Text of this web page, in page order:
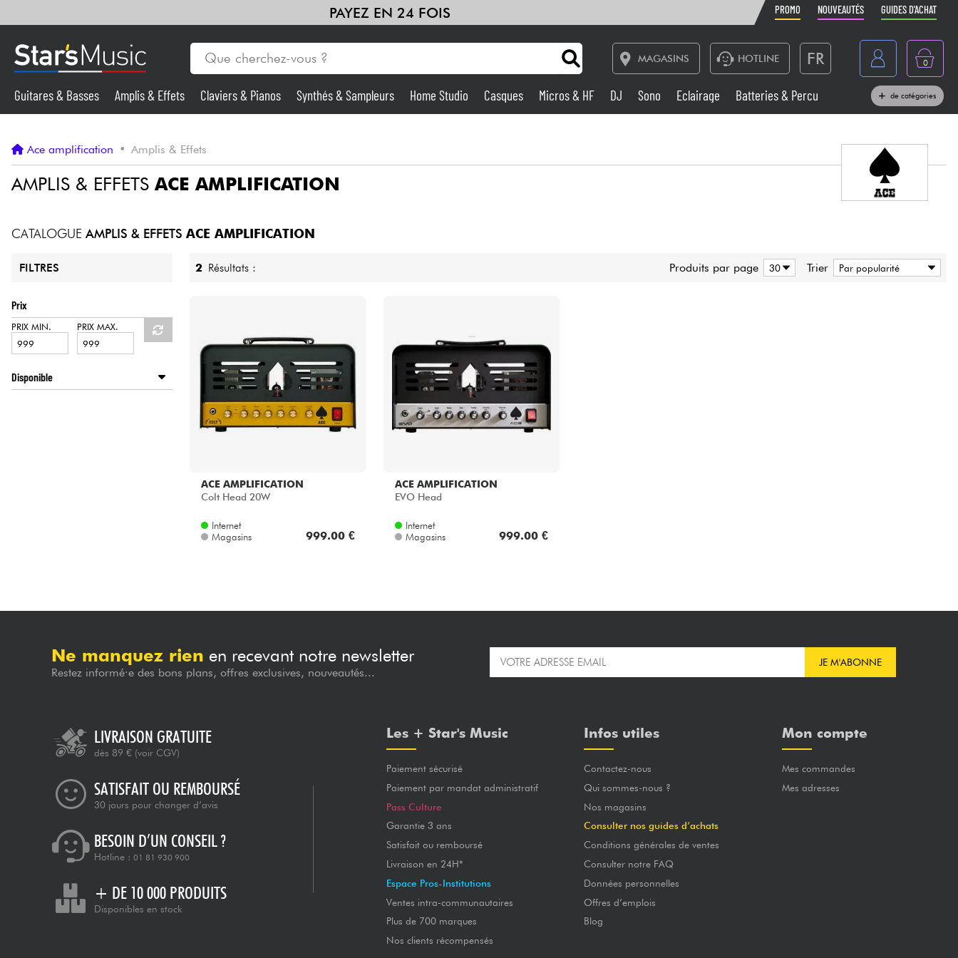
PAYEZ EN 24 FOIS PROMO NOUVEAUTÉS GUIDES D'ACHAT
MAGASINS HOTLINE FR
Belgique
België
0
Synthés & Sampleurs Home Studio Casques
HiFi
Voir nos marques
Guitares & Basses Amplis & Effets Claviers & Pianos Synthés & Sampleurs Home Studio Casques Micros & HF DJ Sono Eclairage
Batteries & Percu
de catégories
Ace amplification • Amplis & Effets
AMPLIS & EFFETS ACE AMPLIFICATION
CATALOGUE AMPLIS & EFFETS ACE AMPLIFICATION
FILTRES
Prix
PRIX MIN. PRIX MAX.
Disponible
2 Résultats : Produits par page Trier
ACE AMPLIFICATION
Colt Head 20W
Internet
Magasins
999.00 €
ACE AMPLIFICATION
EVO Head
Internet
Magasins
999.00 €
Ne manquez rien en recevant notre newsletter
Restez informé·e des bons plans, offres exclusives, nouveautés...
JE M'ABONNE
LIVRAISON GRATUITE
dès 89 € (voir CGV)
SATISFAIT OU REMBOURSÉ
30 jours pour changer d’avis
BESOIN D’UN CONSEIL ?
Hotline : 01 81 930 900
+ DE 10 000 PRODUITS
Disponibles en stock
Les + Star's Music
Paiement sécurisé
Paiement par mandat administratif
Pass Culture
Garantie 3 ans
Satisfait ou remboursé
Livraison en 24H*
Espace Pros-Institutions
Ventes intra-communautaires
Plus de 700 marques
Nos clients récompensés
Infos utiles
Contactez-nous
Qui sommes-nous ?
Nos magasins
Consulter nos guides d’achats
Conditions générales de ventes
Consulter notre FAQ
Données personnelles
Offres d’emplois
Blog
Mon compte
Mes commandes
Mes adresses